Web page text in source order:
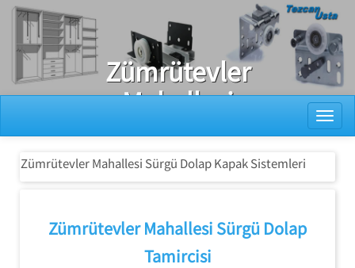
Ray Dolap Tamiri
Zümrütevler
Mahallesi
Sürgü Dolap
Kapak
Sistemleri
Zümrütevler Mahallesi Sürgü Dolap Kapak Sistemleri
Zümrütevler Mahallesi Sürgü Dolap
Tamircisi